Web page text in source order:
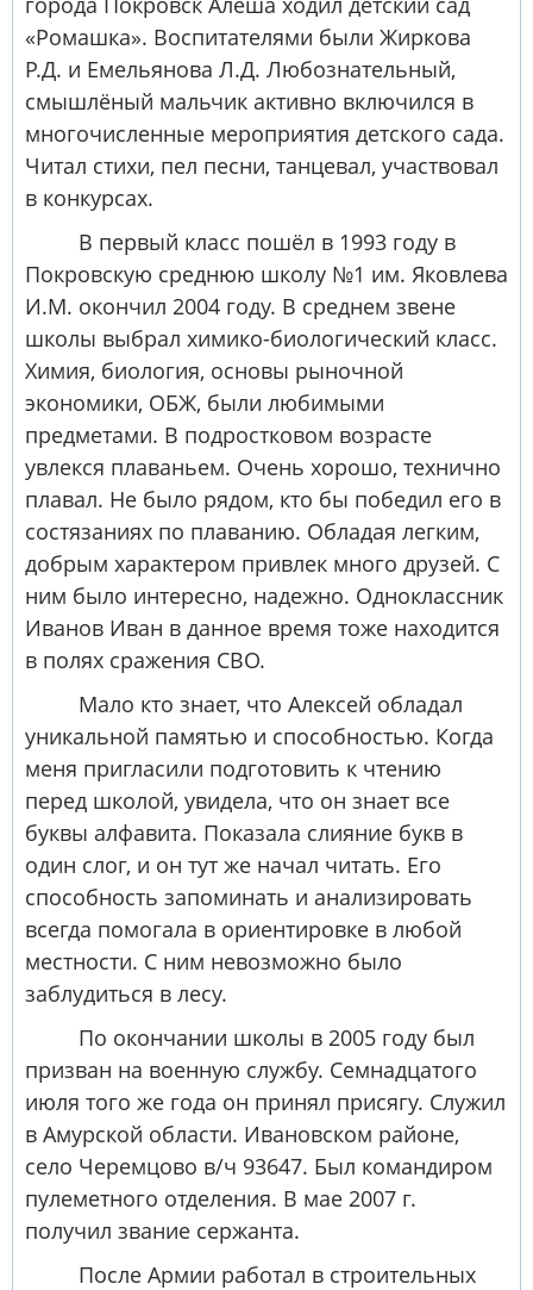
«Ромашка». Воспитателями были Жиркова
Р.Д. и Емельянова Л.Д. Любознательный,
смышлёный мальчик активно включился в
многочисленные мероприятия детского сада.
Читал стихи, пел песни, танцевал, участвовал
в конкурсах.
В первый класс пошёл в 1993 году в
Покровскую среднюю школу №1 им. Яковлева
И.М. окончил 2004 году. В среднем звене
школы выбрал химико-биологический класс.
Химия, биология, основы рыночной
экономики, ОБЖ, были любимыми
предметами. В подростковом возрасте
увлекся плаваньем. Очень хорошо, технично
плавал. Не было рядом, кто бы победил его в
состязаниях по плаванию. Обладая легким,
добрым характером привлек много друзей. С
ним было интересно, надежно. Одноклассник
Иванов Иван в данное время тоже находится
в полях сражения СВО.
Мало кто знает, что Алексей обладал
уникальной памятью и способностью. Когда
меня пригласили подготовить к чтению
перед школой, увидела, что он знает все
буквы алфавита. Показала слияние букв в
один слог, и он тут же начал читать. Его
способность запоминать и анализировать
всегда помогала в ориентировке в любой
местности. С ним невозможно было
заблудиться в лесу.
По окончании школы в 2005 году был
призван на военную службу. Семнадцатого
июля того же года он принял присягу. Служил
в Амурской области. Ивановском районе,
село Черемцово в/ч 93647. Был командиром
пулеметного отделения. В мае 2007 г.
получил звание сержанта.
После Армии работал в строительных